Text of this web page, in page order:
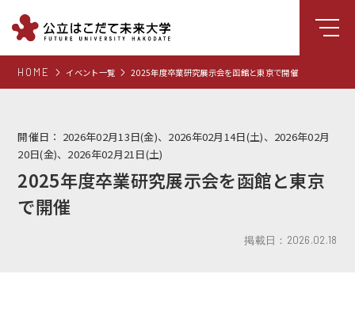
大学院
就職支援
学生生活
HOME イベント一覧 2025年度卒業研究展示会を函館と東京で開催
開催日： 2026年02月13日(金)、2026年02月14日(土)、2026年02月
20日(金)、2026年02月21日(土)
2025年度卒業研究展示会を函館と東京
で開催
掲載日：2026.02.18